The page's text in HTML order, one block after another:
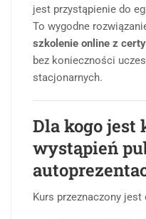
jest przystąpienie do
To wygodne
szkolenie online z
bez konieczności
stacjonarnych.
Dla kogo jest
wystąpień
Kurs przeznaczony